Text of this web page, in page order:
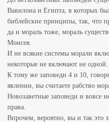
Вавилона и Египта, в которых
библейские принципы, так, что
да и мораль тоже, мораль
Моисея.
И не всякие системы морали
некоторые не включают не одной.
К тому же заповеди 4 и 10,
явлении, вы считаете рабство
Новозаветные заповеди и вовсе
права.
Впрочем, вероятно, вы и так это